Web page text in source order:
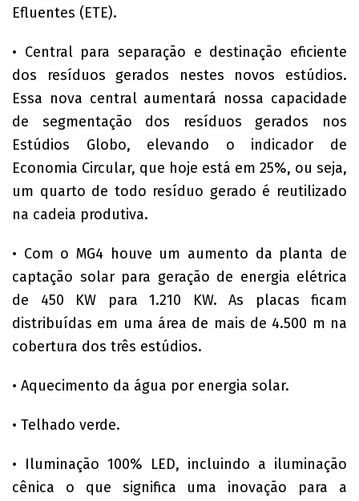
Efluentes (ETE).
• Central para separação e destinação eficiente
dos resíduos gerados nestes novos estúdios.
Essa nova central aumentará nossa capacidade
de segmentação dos resíduos gerados nos
Estúdios Globo, elevando o indicador de
Economia Circular, que hoje está em 25%, ou seja,
um quarto de todo resíduo gerado é reutilizado
na cadeia produtiva.
• Com o MG4 houve um aumento da planta de
captação solar para geração de energia elétrica
de 450 KW para 1.210 KW. As placas ficam
distribuídas em uma área de mais de 4.500 m na
cobertura dos três estúdios.
• Aquecimento da água por energia solar.
• Telhado verde.
• Iluminação 100% LED, incluindo a iluminação
cênica o que significa uma inovação para a